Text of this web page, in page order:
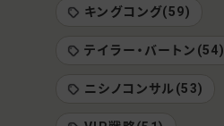
キングコング(59)
テイラー・バートン(54)
ニシノコンサル(53)